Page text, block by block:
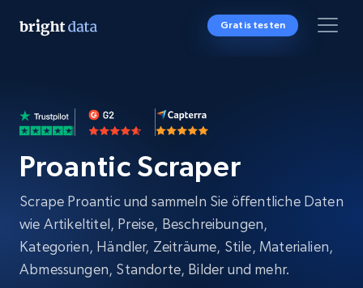
Gratis testen
Proantic Scraper
Scrape Proantic und sammeln Sie öffentliche Daten
wie Artikeltitel, Preise, Beschreibungen,
Kategorien, Händler, Zeiträume, Stile, Materialien,
Abmessungen, Standorte, Bilder und mehr.